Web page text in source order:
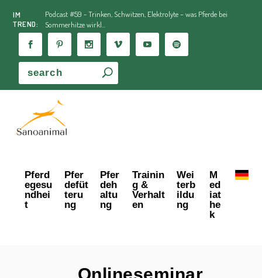
IM
TREND:
Podcast #59 - Trinken, Schwitzen, Elektrolyte – was Pferde bei
Sommerhitze wirkl...
Pferd
egesu
ndhei
t
Pfer
defüt
teru
ng
Pfer
deh
altu
ng
Trainin
g &
Verhalt
en
Wei
terb
ildu
ng
M
ed
iat
he
k